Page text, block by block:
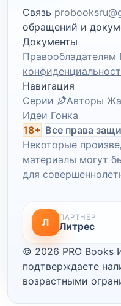
Связь
обращений и
Документы
Правообладателям
Навигация
Серии
Авторы
Идеи Гонка
18+ Все права
Некоторые
материалы могут
для
Л ПАРТНЕР
Литрес
© 2026 PRO Books
подтверждаете
возрастными